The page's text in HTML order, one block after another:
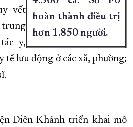
hoàn thành điều trị
hơn 1.850 người.
vết
trung
y,
tế lưu động ở các xã, phường;
Diên Khánh triển khai mô